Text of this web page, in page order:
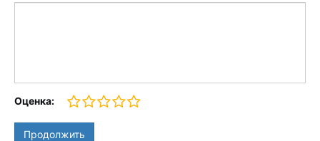
Оценка:
Продолжить